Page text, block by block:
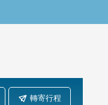
轉寄行程